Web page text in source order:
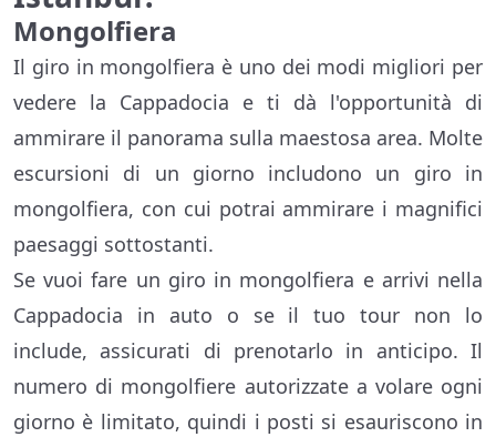
Mongolfiera
Il giro in mongolfiera è uno dei modi migliori per
vedere la Cappadocia e ti dà l'opportunità di
ammirare il panorama sulla maestosa area. Molte
escursioni di un giorno includono un giro in
mongolfiera, con cui potrai ammirare i magnifici
paesaggi sottostanti.
Se vuoi fare un giro in mongolfiera e arrivi nella
Cappadocia in auto o se il tuo tour non lo
include, assicurati di prenotarlo in anticipo. Il
numero di mongolfiere autorizzate a volare ogni
giorno è limitato, quindi i posti si esauriscono in